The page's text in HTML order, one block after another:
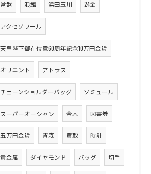
常盤 浪館 浜田玉川 24金
アクセソワール
天皇陛下御在位意60周年記念10万円金貨
オリエント アトラス
チェーンショルダーバッグ ソミュール
スーパーオーシャン 金木 図書券
五万円金貨 青森 買取 時計
貴金属 ダイヤモンド バッグ 切手